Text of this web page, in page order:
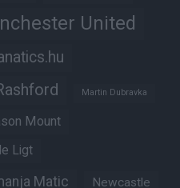
United
Martin Dubravka
Mount
Ligt
Matic Newcastle